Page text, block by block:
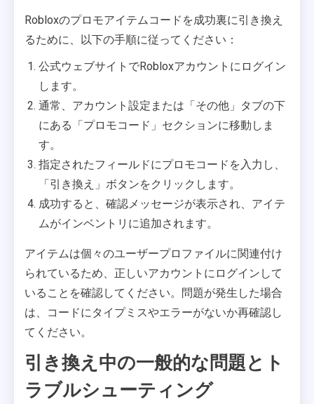
Robloxのプロモアイテムコードを成功裏に引き換え
るために、以下の手順に従ってください：
公式ウェブサイトでRobloxアカウントにログイン
します。
通常、アカウント設定または「その他」タブの下
にある「プロモコード」セクションに移動しま
す。
指定されたフィールドにプロモコードを入力し、
「引き換え」ボタンをクリックします。
成功すると、確認メッセージが表示され、アイテ
ムがインベントリに追加されます。
アイテムは個々のユーザープロファイルに関連付け
られているため、正しいアカウントにログインして
いることを確認してください。問題が発生した場合
は、コードにタイプミスやエラーがないか再確認し
てください。
引き換え中の一般的な問題とト
ラブルシューティング